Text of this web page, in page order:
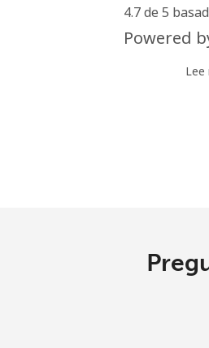
4.7 de 5
Powered
Lee